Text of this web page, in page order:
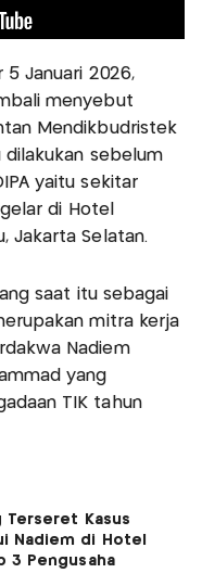
5 Januari 2026,
menyebut
Mendikbudristek
dilakukan sebelum
yaitu sekitar
di Hotel
Jakarta Selatan.
saat itu sebagai
mitra kerja
Nadiem
yang
TIK tahun
Terseret Kasus
Nadiem di Hotel
3 Pengusaha